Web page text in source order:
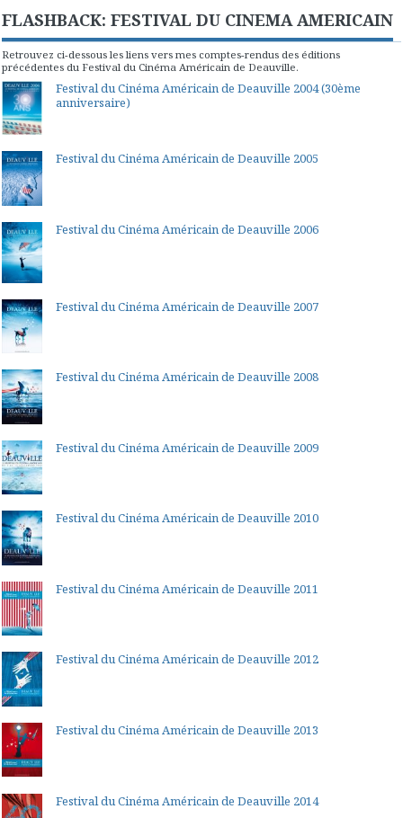
FLASHBACK: FESTIVAL DU CINEMA AMERICAIN
Retrouvez ci-dessous les liens vers mes comptes-rendus des éditions
précédentes du Festival du Cinéma Américain de Deauville.
Festival du Cinéma Américain de Deauville 2004 (30ème
anniversaire)
Festival du Cinéma Américain de Deauville 2005
Festival du Cinéma Américain de Deauville 2006
Festival du Cinéma Américain de Deauville 2007
Festival du Cinéma Américain de Deauville 2008
Festival du Cinéma Américain de Deauville 2009
Festival du Cinéma Américain de Deauville 2010
Festival du Cinéma Américain de Deauville 2011
Festival du Cinéma Américain de Deauville 2012
Festival du Cinéma Américain de Deauville 2013
Festival du Cinéma Américain de Deauville 2014